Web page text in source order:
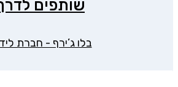
שותפים
בלו ג’ירף - חברת